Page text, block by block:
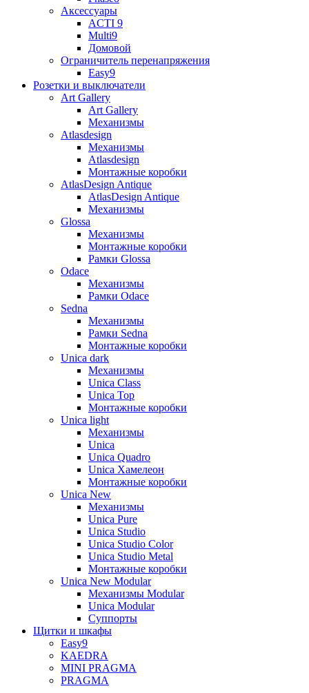
Аксессуары
ACTI 9
Multi9
Домовой
Ограничитель перенапряжения
Easy9
Розетки и выключатели
Art Gallery
Art Gallery
Механизмы
Atlasdesign
Механизмы
Atlasdesign
Монтажные коробки
AtlasDesign Antique
AtlasDesign Antique
Механизмы
Glossa
Механизмы
Монтажные коробки
Рамки Glossa
Odace
Механизмы
Рамки Odace
Sedna
Механизмы
Рамки Sedna
Монтажные коробки
Unica dark
Механизмы
Unica Class
Unica Top
Монтажные коробки
Unica light
Механизмы
Unica
Unica Quadro
Unica Хамелеон
Монтажные коробки
Unica New
Механизмы
Unica Pure
Unica Studio
Unica Studio Color
Unica Studio Metal
Монтажные коробки
Unica New Modular
Механизмы Modular
Unica Modular
Суппорты
Щитки и шкафы
Easy9
KAEDRA
MINI PRAGMA
PRAGMA